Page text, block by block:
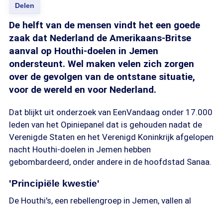
Delen
De helft van de mensen vindt het een goede
zaak dat Nederland de Amerikaans-Britse
aanval op Houthi-doelen in Jemen
ondersteunt. Wel maken velen zich zorgen
over de gevolgen van de ontstane situatie,
voor de wereld en voor Nederland.
Dat blijkt uit onderzoek van EenVandaag onder 17.000
leden van het Opiniepanel dat is gehouden nadat de
Verenigde Staten en het Verenigd Koninkrijk afgelopen
nacht Houthi-doelen in Jemen hebben
gebombardeerd, onder andere in de hoofdstad Sanaa.
'Principiële kwestie'
De Houthi's, een rebellengroep in Jemen, vallen al